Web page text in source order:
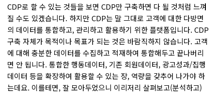
CDP로 할 수 있는 것들을 보면 CDP만 구축하면 다 될 것처럼 느껴
질 수도 있겠습니다. 하지만 CDP는 말 그대로 고객에 대한 다방면
의 데이터를 통합하고, 관리하고 활용하기 위한 플랫폼입니다. CDP
구축 자체가 목적이나 목표가 되는 것은 바람직하지 않습니다. 고객
에 대해 충분한 데이터를 수집하고 적재하여 통합해두고 끝나버리
면 안 됩니다. 통합한 행동데이터, 기존 회원데이터, 광고성과/집행
데이터 등을 확장하여 활용할 수 있는 장, 역량을 갖추어 나가야 하
는데요. 이를테면, 잘 모아두었으니 이리저리 살펴보고(분석하고)